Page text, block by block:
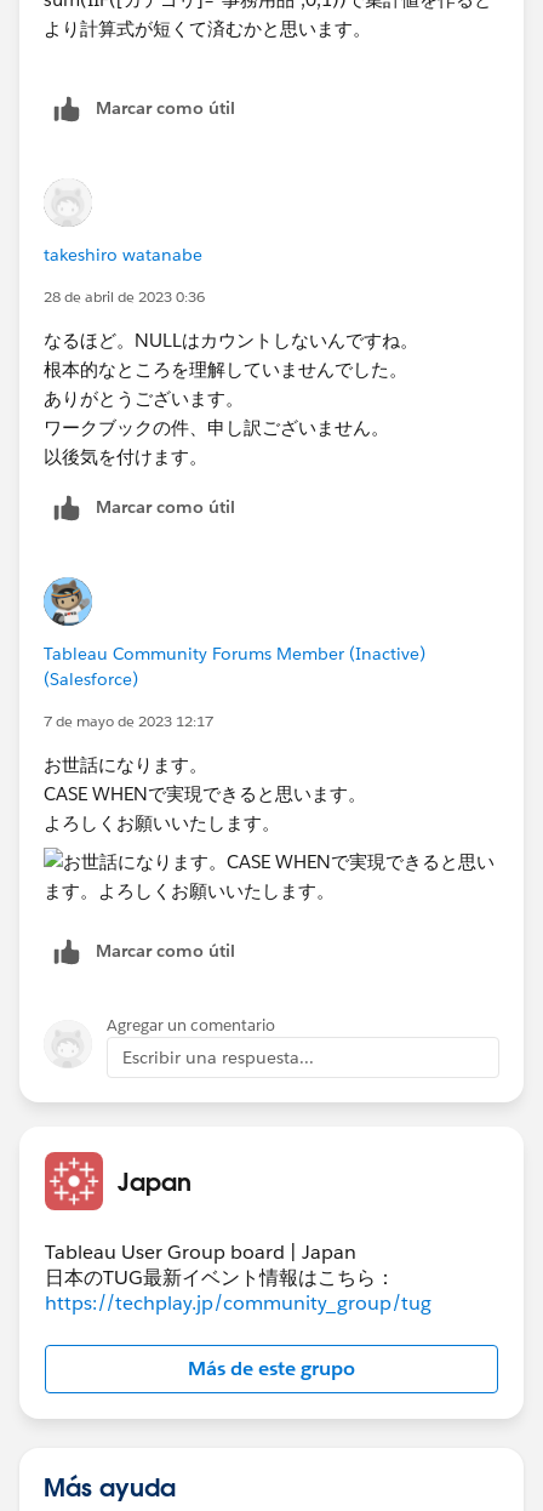
より計算式が短くて済む​かと思います。​
Marcar como útil
takeshiro watanabe
28 de abril de 2023 0:36
なるほど。NULLはカウントしないんですね。
根本的なところを理解していませんでした。
ありがとうございます。
ワークブックの件、申し訳ございません。
以後気を付けます。​
Marcar como útil
Tableau Community Forums Member (Inactive)
(Salesforce)
7 de mayo de 2023 12:17
お世話になります。
​CASE WHENで実現できると思います。
よろしくお願いいたします。​
Marcar como útil
Agregar un comentario
Escribir una respuesta...
Japan
Tableau User Group board | Japan
日本のTUG最新イベント情報はこちら：
https://techplay.jp/community_group/tug
Más de este grupo
Más ayuda